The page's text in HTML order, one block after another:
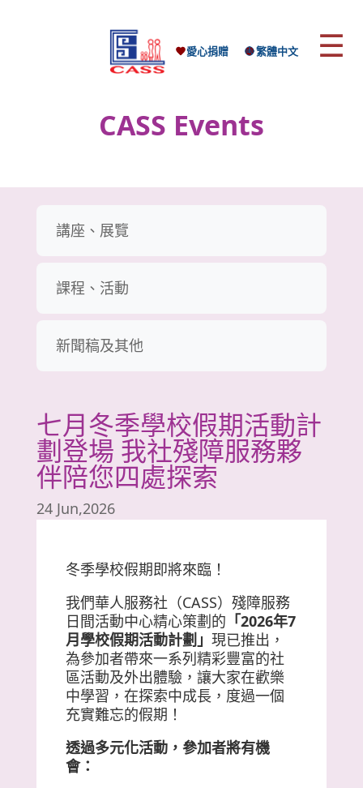
愛心捐贈 繁體中文 ☰
CASS Events
講座、展覽
課程、活動
新聞稿及其他
七月冬季學校假期活動計
劃登場 我社殘障服務夥
伴陪您四處探索
24 Jun,2026
冬季學校假期即將來臨！
我們華人服務社（CASS）殘障服務
日間活動中心精心策劃的 「2026年7
月學校假期活動計劃」 現已推出，
為參加者帶來一系列精彩豐富的社
區活動及外出體驗，讓大家在歡樂
中學習，在探索中成長，度過一個
充實難忘的假期！
透過多元化活動，參加者將有機
會：